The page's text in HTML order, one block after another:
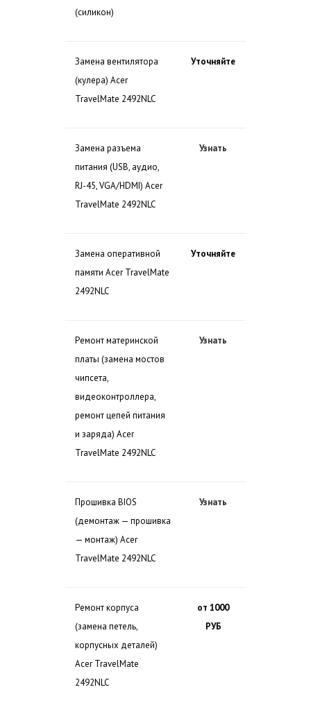
(силикон)
Замена вентилятора
(кулера) Acer
TravelMate 2492NLC
Уточняйте
Замена разъема
питания (USB, аудио,
RJ-45, VGA/HDMI) Acer
TravelMate 2492NLC
Узнать
Замена оперативной
памяти Acer TravelMate
2492NLC
Уточняйте
Ремонт материнской
платы (замена мостов
чипсета,
видеоконтроллера,
ремонт цепей питания
и заряда) Acer
TravelMate 2492NLC
Узнать
Прошивка BIOS
(демонтаж — прошивка
— монтаж) Acer
TravelMate 2492NLC
Узнать
Ремонт корпуса
(замена петель,
корпусных деталей)
Acer TravelMate
2492NLC
от 1000
РУБ